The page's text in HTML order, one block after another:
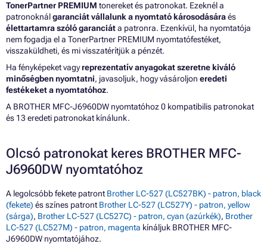
TonerPartner PREMIUM tonereket és patronokat. Ezeknél a
patronoknálgaranciát vállalunk a nyomtató károsodásáraés
élettartamra szóló garanciáta patronra. Ezenkívül, ha nyomtatója
nem fogadja el a TonerPartner PREMIUM nyomtatófestéket,
visszaküldheti, és mi visszatérítjük a pénzét.
Ha fényképeket vagyreprezentatív anyagokat szeretne kiváló
minőségben nyomtatni, javasoljuk, hogy vásároljon eredeti
festékeket a nyomtatóhoz.
A BROTHER MFC-J6960DW nyomtatóhoz 0 kompatibilis patronokat
és 13 eredeti patronokat kínálunk.
Olcsó patronokat keres BROTHER MFC-
J6960DW nyomtatóhoz
A legolcsóbb fekete patront Brother LC-527 (LC527BK) - patron, black
(fekete) és színes patront Brother LC-527 (LC527Y) - patron, yellow
(sárga), Brother LC-527 (LC527C) - patron, cyan (azúrkék), Brother
LC-527 (LC527M) - patron, magenta kínáljuk BROTHER MFC-
J6960DW nyomtatójához.